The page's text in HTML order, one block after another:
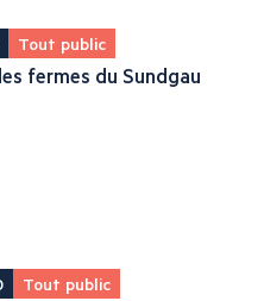
Tout public
fermes du Sundgau
Tout public